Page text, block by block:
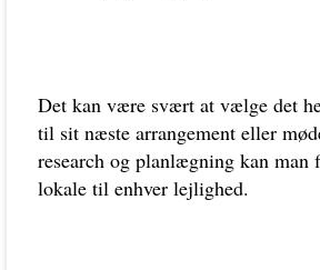
Det kan være svært at vælge det
til sit næste arrangement eller
research og planlægning kan man
lokale til enhver lejlighed.